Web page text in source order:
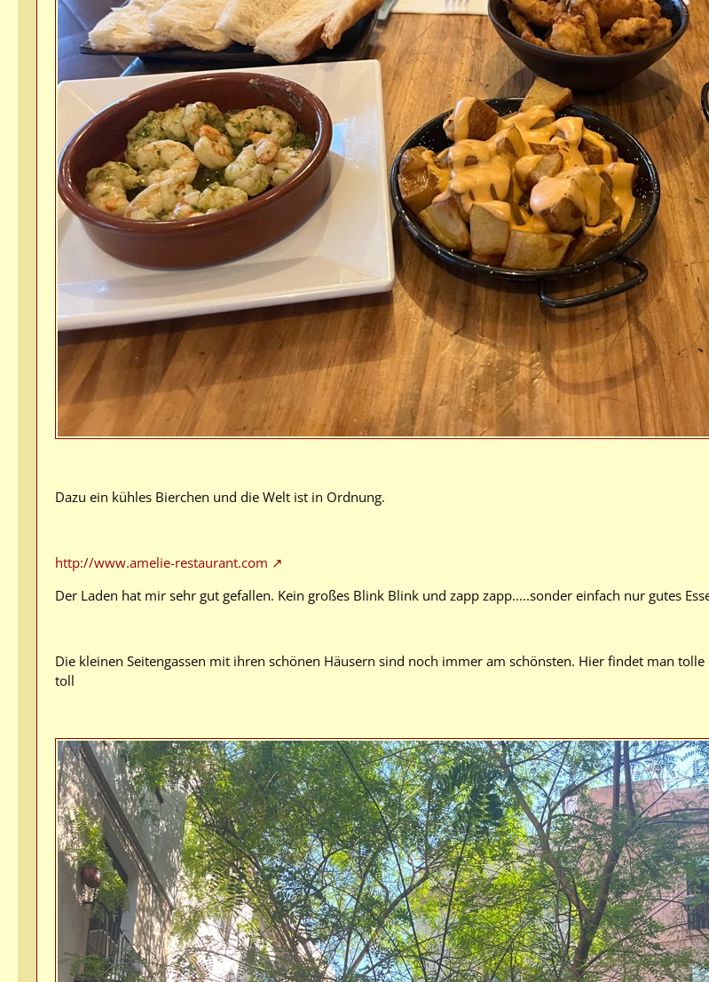
Dazu ein kühles Bierchen und die Welt ist in Ordnung.
http://www.amelie-restaurant.com
Der Laden hat mir sehr gut gefallen. Kein großes Blink Blink und zapp zapp.....sonder einfach nur gutes
Die kleinen Seitengassen mit ihren schönen Häusern sind noch immer am schönsten. Hier findet man
toll